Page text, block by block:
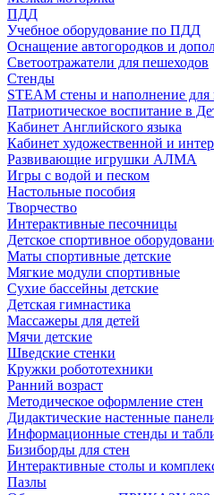
ПДД
Учебное оборудование по ПДД
Оснащение автогородков и
Светоотражатели для пешеходов
Стенды
STEAM стены и наполнение для
Патриотическое воспитание в
Кабинет Английского языка
Кабинет художественной и
Развивающие игрушки АЛМА
Игры с водой и песком
Настольные пособия
Творчество
Интерактивные песочницы
Детское спортивное
Маты спортивные детские
Мягкие модули спортивные
Сухие бассейны детские
Детская гимнастика
Массажеры для детей
Мячи детские
Шведские стенки
Кружки робототехники
Ранний возраст
Методическое оформление стен
Дидактические настенные
Информационные стенды и
Бизиборды для стен
Интерактивные столы и
Пазлы